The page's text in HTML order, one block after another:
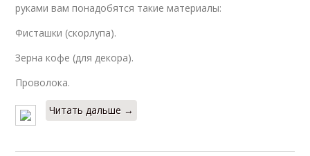
руками вам понадобятся такие материалы:
Фисташки (скорлупа).
Зерна кофе (для декора).
Проволока.
Читать дальше →